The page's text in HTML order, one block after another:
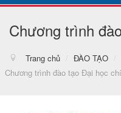
Chương trình
Trang chủ / ĐÀO TẠO /
Chương trình đào tạo Đại học